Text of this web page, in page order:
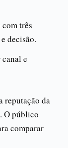
três
decisão.
e
reputação da
O público
comparar